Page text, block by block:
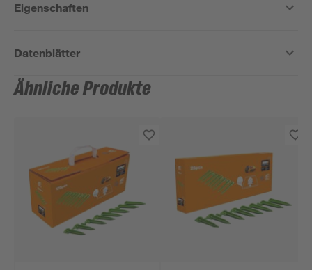
Eigenschaften
Datenblätter
Ähnliche Produkte